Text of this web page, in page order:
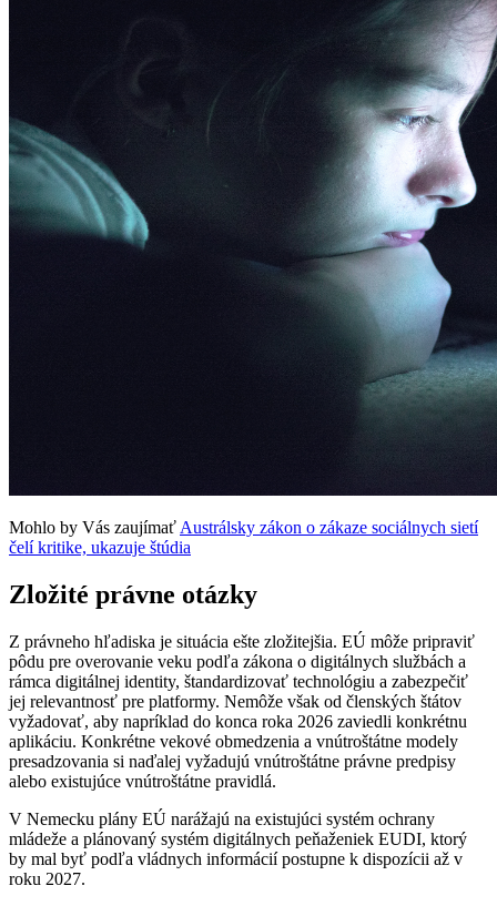
Mohlo by Vás zaujímať Austrálsky zákon o zákaze sociálnych sietí
čelí kritike, ukazuje štúdia
Zložité právne otázky
Z právneho hľadiska je situácia ešte zložitejšia. EÚ môže pripraviť
pôdu pre overovanie veku podľa zákona o digitálnych službách a
rámca digitálnej identity, štandardizovať technológiu a zabezpečiť
jej relevantnosť pre platformy. Nemôže však od členských štátov
vyžadovať, aby napríklad do konca roka 2026 zaviedli konkrétnu
aplikáciu. Konkrétne vekové obmedzenia a vnútroštátne modely
presadzovania si naďalej vyžadujú vnútroštátne právne predpisy
alebo existujúce vnútroštátne pravidlá.
V Nemecku plány EÚ narážajú na existujúci systém ochrany
mládeže a plánovaný systém digitálnych peňaženiek EUDI, ktorý
by mal byť podľa vládnych informácií postupne k dispozícii až v
roku 2027.